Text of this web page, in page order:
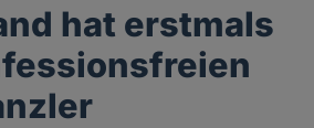
hat erstmals